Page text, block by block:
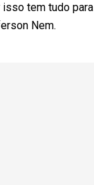
isso tem tudo para
Nem.